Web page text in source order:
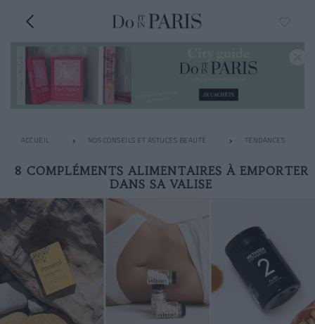
ACCUEIL NOS CONSEILS ET ASTUCES BEAUTÉ TENDANCES
8 COMPLÉMENTS ALIMENTAIRES À EMPORTER
DANS SA VALISE